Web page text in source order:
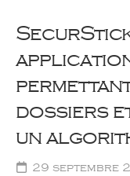
dossiers
un
29 septembre